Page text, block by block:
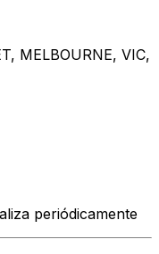
MELBOURNE, VIC,
periódicamente